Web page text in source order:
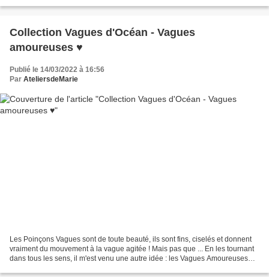
Collection Vagues d'Océan - Vagues
amoureuses ♥
Publié le 14/03/2022 à 16:56
Par AteliersdeMarie
Les Poinçons Vagues sont de toute beauté, ils sont fins, ciselés et donnent
vraiment du mouvement à la vague agitée ! Mais pas que ... En les tournant
dans tous les sens, il m'est venu une autre idée : les Vagues Amoureuses